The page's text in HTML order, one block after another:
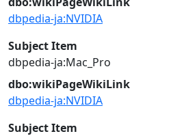
dbpedia-ja:NVIDIA
Subject Item
dbpedia-ja:Mac_Pro
dbo:wikiPageWikiLink
dbpedia-ja:NVIDIA
Subject Item